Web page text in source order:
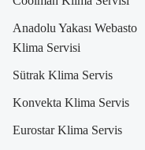
Anadolu Yakası Webasto
Klima Servisi
Sütrak Klima Servis
Konvekta Klima Servis
Eurostar Klima Servis